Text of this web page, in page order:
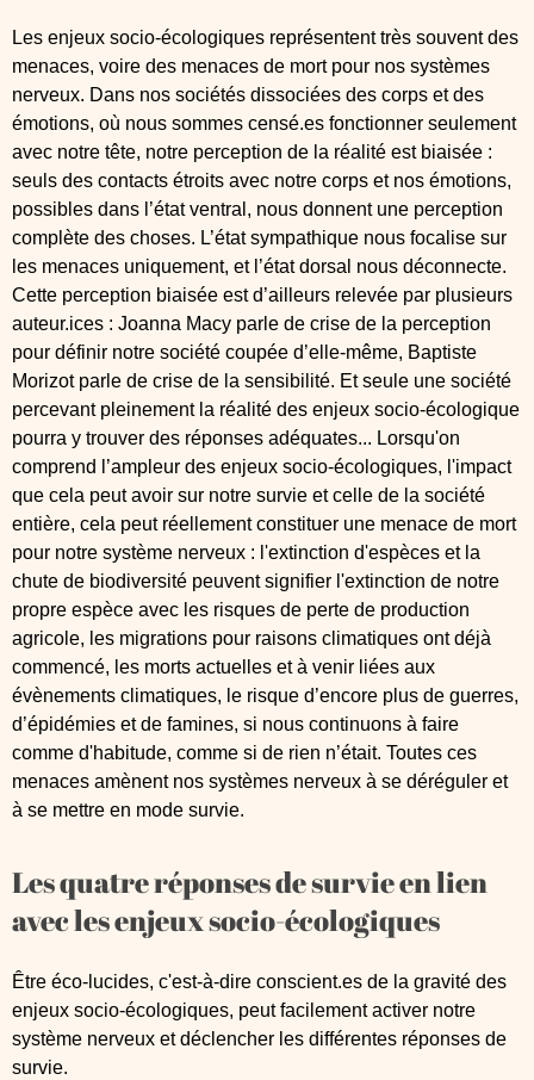
Les enjeux socio-écologiques représentent très souvent des
menaces, voire des menaces de mort pour nos systèmes
nerveux. Dans nos sociétés dissociées des corps et des
émotions, où nous sommes censé.es fonctionner seulement
avec notre tête, notre perception de la réalité est biaisée :
seuls des contacts étroits avec notre corps et nos émotions,
possibles dans l’état ventral, nous donnent une perception
complète des choses. L’état sympathique nous focalise sur
les menaces uniquement, et l’état dorsal nous déconnecte.
Cette perception biaisée est d’ailleurs relevée par plusieurs
auteur.ices : Joanna Macy parle de crise de la perception
pour définir notre société coupée d’elle-même, Baptiste
Morizot parle de crise de la sensibilité. Et seule une société
percevant pleinement la réalité des enjeux socio-écologique
pourra y trouver des réponses adéquates... Lorsqu'on
comprend l’ampleur des enjeux socio-écologiques, l'impact
que cela peut avoir sur notre survie et celle de la société
entière, cela peut réellement constituer une menace de mort
pour notre système nerveux : l'extinction d'espèces et la
chute de biodiversité peuvent signifier l'extinction de notre
propre espèce avec les risques de perte de production
agricole, les migrations pour raisons climatiques ont déjà
commencé, les morts actuelles et à venir liées aux
évènements climatiques, le risque d’encore plus de guerres,
d’épidémies et de famines, si nous continuons à faire
comme d'habitude, comme si de rien n’était. Toutes ces
menaces amènent nos systèmes nerveux à se déréguler et
à se mettre en mode survie.
Les quatre réponses de survie en lien
avec les enjeux socio-écologiques
Être éco-lucides, c'est-à-dire conscient.es de la gravité des
enjeux socio-écologiques, peut facilement activer notre
système nerveux et déclencher les différentes réponses de
survie.